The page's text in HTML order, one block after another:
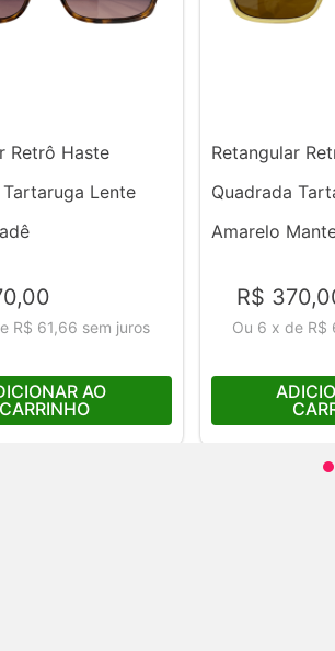
Retrô Haste
Lente
,00
R$ 61,66 sem juros
AO
CARRINHO
Retangular
Quadrada
Amarelo
R$ 370,
Ou 6 x de R$